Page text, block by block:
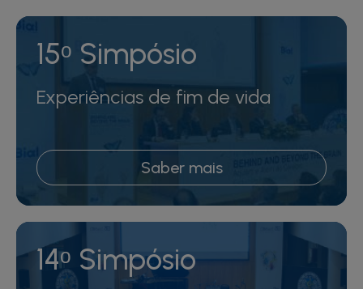
15ᵒ Simpósio
Experiências de fim de vida
Saber mais
14ᵒ Simpósio